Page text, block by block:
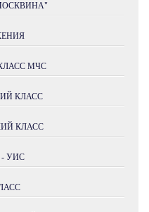
МЧС
КЛАСС
КЛАСС
УИС